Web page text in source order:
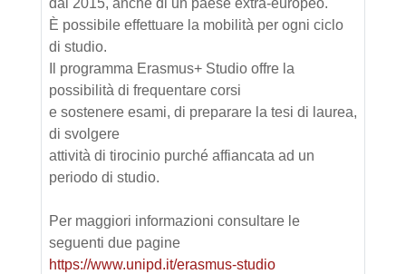
dal 2015, anche di un paese extra-europeo.
È possibile effettuare la mobilità per ogni ciclo
di studio.
Il programma Erasmus+ Studio offre la
possibilità di frequentare corsi
e sostenere esami, di preparare la tesi di laurea,
di svolgere
attività di tirocinio purché affiancata ad un
periodo di studio.
Per maggiori informazioni consultare le
seguenti due pagine
https://www.unipd.it/erasmus-studio